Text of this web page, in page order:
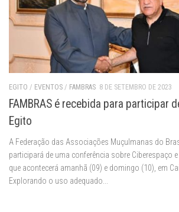
EGITO / EVENTOS / FAMBRAS 8 DE SETEMBRO DE 2023
FAMBRAS é recebida para participar
Egito
A Federação das Associações Muçulmanas do
participará de uma conferência sobre Ciberespaço
que acontecerá amanhã (09) e domingo (10), em
Explorando o uso adequado...